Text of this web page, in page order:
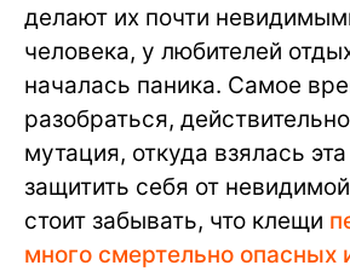
делают их почти
человека, у любителей
началась паника. Самое
разобраться,
мутация, откуда взялась
защитить себя от
стоит забывать, что клещи
много смертельно опасных